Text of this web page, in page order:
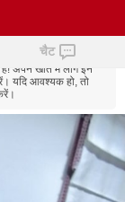
अपने खाते में लॉग इन
यदि आवश्यक हो, तो
चैट